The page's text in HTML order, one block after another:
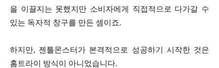
을 이끌지는 못했지만 소비자에게 직접적으로 다가갈 수
있는 독자적 창구를 만든 셈이죠.
하지만, 젠틀몬스터가 본격적으로 성공하기 시작한 것은
홈트라이 방식이 아니었습니다.